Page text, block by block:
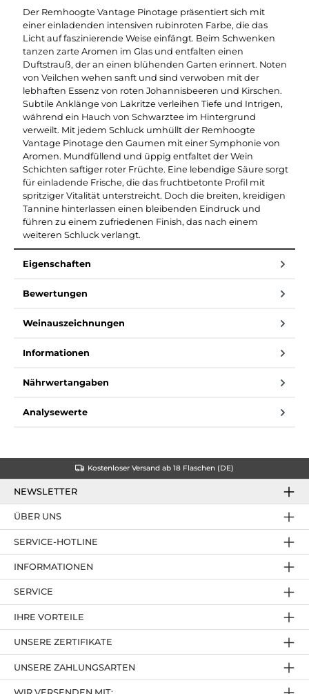
Der Remhoogte Vantage Pinotage präsentiert sich mit
einer einladenden intensiven rubinroten Farbe, die das
Licht auf faszinierende Weise einfängt. Beim Schwenken
tanzen zarte Aromen im Glas und entfalten einen
Duftstrauß, der an einen blühenden Garten erinnert. Noten
von Veilchen wehen sanft und sind verwoben mit der
lebhaften Essenz von roten Johannisbeeren und Kirschen.
Subtile Anklänge von Lakritze verleihen Tiefe und Intrigen,
während ein Hauch von Schwarztee im Hintergrund
verweilt. Mit jedem Schluck umhüllt der Remhoogte
Vantage Pinotage den Gaumen mit einer Symphonie von
Aromen. Mundfüllend und üppig entfaltet der Wein
Schichten saftiger roter Früchte. Eine lebendige Säure sorgt
für einladende Frische, die das fruchtbetonte Profil mit
spritziger Vitalität unterstreicht. Doch die breiten, kreidigen
Tannine hinterlassen einen bleibenden Eindruck und
führen zu einem zufriedenen Finish, das nach einem
weiteren Schluck verlangt.
Eigenschaften
Bewertungen
Weinauszeichnungen
Informationen
Nährwertangaben
Analysewerte
Kostenloser Versand ab 18 Flaschen (DE)
NEWSLETTER
SERVICE-HOTLINE
IHRE VORTEILE
UNSERE ZAHLUNGSARTEN
ÜBER UNS
UNSERE ZERTIFIKATE
INFORMATIONEN
SERVICE